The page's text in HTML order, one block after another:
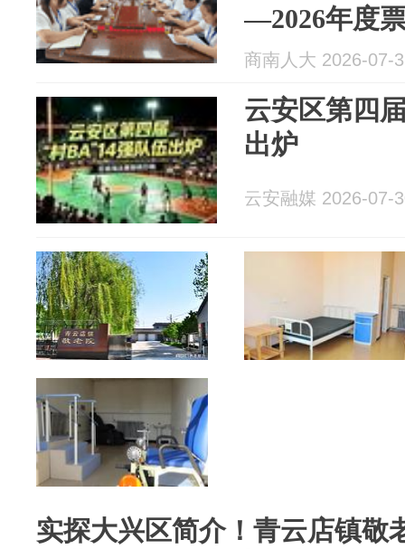
—2026年度
项视察
商南人大 2026-07-
云安区第四
出炉
云安融媒 2026-07-
实探大兴区简介！青云店镇敬